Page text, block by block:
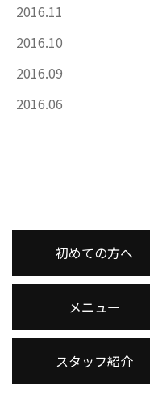
2016.11
2016.10
2016.09
2016.06
初めての方へ
メニュー
スタッフ紹介